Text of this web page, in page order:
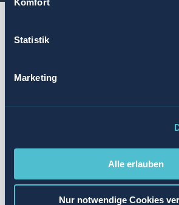
Komfort
Statistik
Marketing
Alle erlauben
Nur notwendige Cookies
ZUSAMMENFASSUNG